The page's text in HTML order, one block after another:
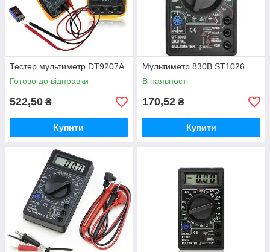
Тестер мультиметр DT9207A
Готово до відправки
522,50 ₴
Купити
Мультиметр 830В ST1026
В наявності
170,52 ₴
Купити